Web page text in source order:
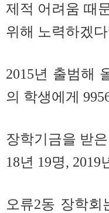
제적 어려움 때
위해 노력하겠
2015년 출범해
의 학생에게
장학기금을 받
18년 19명, 2019
오류2동 장학